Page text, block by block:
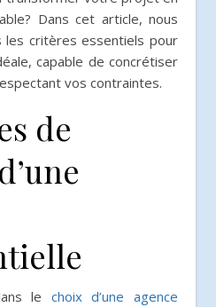
Dans cet article, nous
les critères essentiels pour
capable de concrétiser
vos contraintes.
de
le choix d’une agence